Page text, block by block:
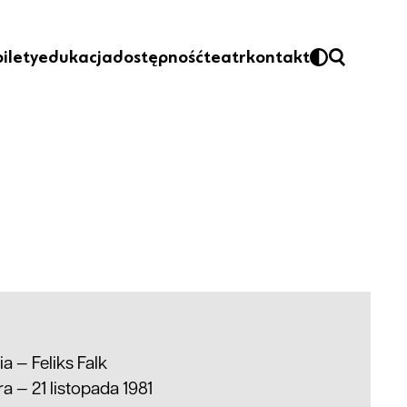
edukacjadostępnośćteatrkontakt
— Feliks Falk
— 21 listopada 1981